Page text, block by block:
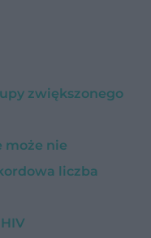
zwiększonego
może nie
liczba